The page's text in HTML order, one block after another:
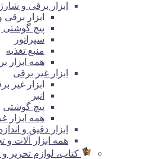
ابزار برقی و
ابزار
پیچ
سپراتور
منبع تغذیه
همه ابزار
ابزار غیر برقی
ابزار غیر
انبر
پیچ گوشتی
همه ابزار
ابزار دقیق و
همه ابزار آلات و
کتاب، لوازم تحریر و